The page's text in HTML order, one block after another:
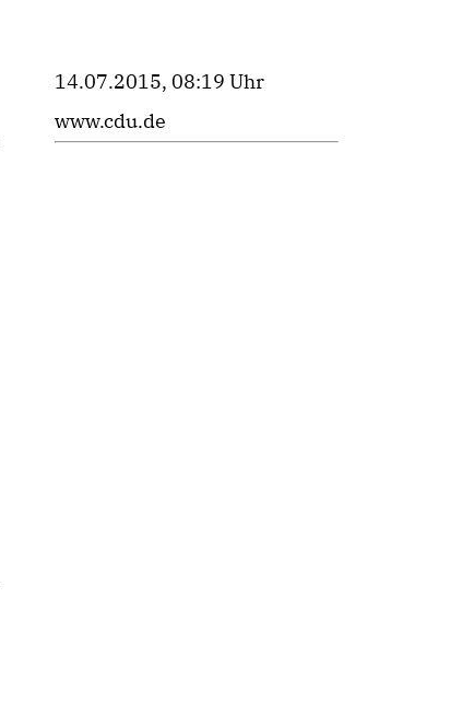
14.07.2015, 08:19 Uhr
www.cdu.de